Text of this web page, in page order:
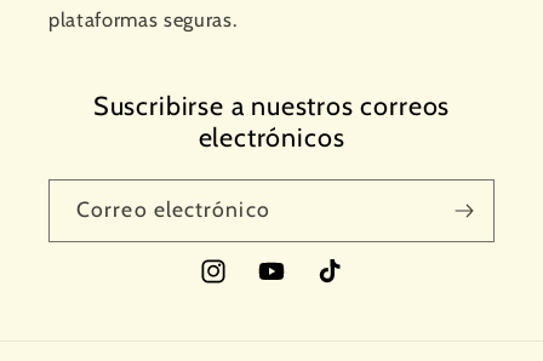
plataformas seguras.
Suscribirse a nuestros correos
electrónicos
Correo electrónico
InstagramYouTubeTikTok